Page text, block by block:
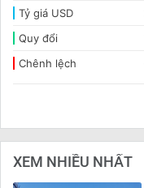
Tỷ giá USD
Quy đổi
Chênh lệch
XEM NHIỀU NHẤT